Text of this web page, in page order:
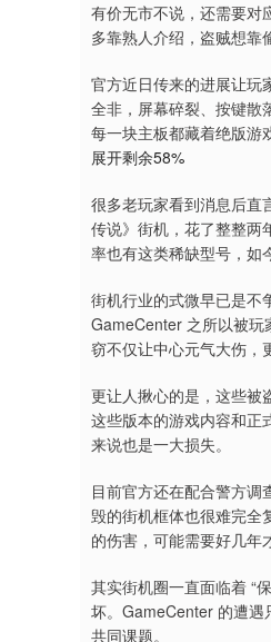
有价无市不说，还需要对
多靠熟人介绍，盗贼想靠
官方近日传来的进展让
全非，屏幕碎裂、按键散
每一块主板都藏着绝版游
展开剩余58%
很多老玩家看到消息后直
传说》街机，花了整整两
率也有这类稀缺型号，如
街机行业的式微早已是不
GameCenter 之所以被玩
窃不仅让中心元气大伤，
更让人揪心的是，这些被
这些版本的游戏内容和正
来说也是一大损失。
目前官方还在配合警方
毁的街机框体也很难完
的伤害，可能需要好几年
其实街机圈一直面临着 “
坏。GameCenter 的遭遇
共同课题。